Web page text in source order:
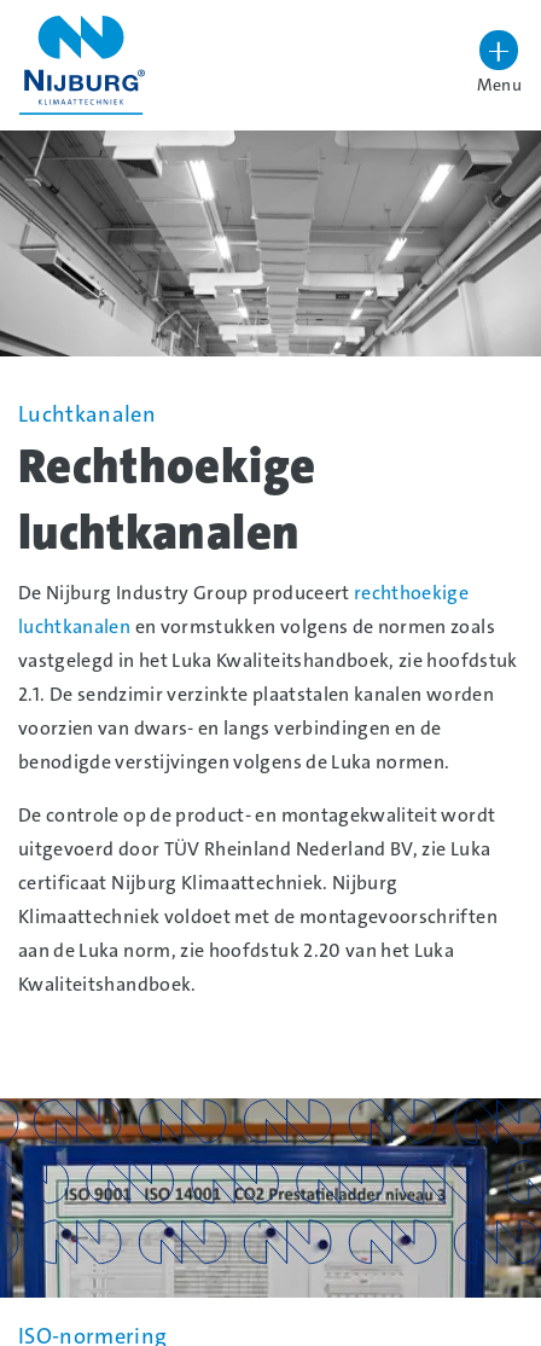
overslaan
Hoog contrast wisselenMenu
Luchtkanalen
Rechthoekige
luchtkanalen
De Nijburg Industry Group produceert rechthoekige
luchtkanalen en vormstukken volgens de normen zoals
vastgelegd in het Luka Kwaliteitshandboek, zie hoofdstuk
2.1. De sendzimir verzinkte plaatstalen kanalen worden
voorzien van dwars- en langs verbindingen en de
benodigde verstijvingen volgens de Luka normen.
De controle op de product- en montagekwaliteit wordt
uitgevoerd door TÜV Rheinland Nederland BV, zie Luka
certificaat Nijburg Klimaattechniek. Nijburg
Klimaattechniek voldoet met de montagevoorschriften
aan de Luka norm, zie hoofdstuk 2.20 van het Luka
Kwaliteitshandboek.
ISO-normering